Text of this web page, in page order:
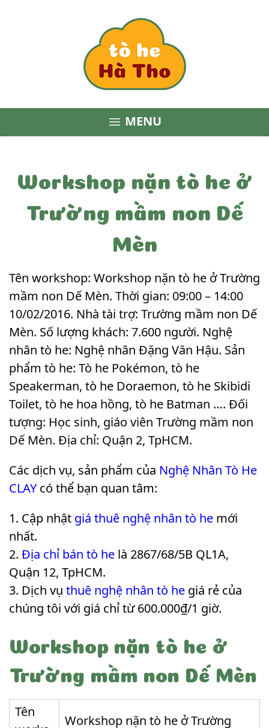
 MENU
Workshop nặn tò he ở
Trường mầm non Dế
Mèn
Tên workshop: Workshop nặn tò he ở Trường
mầm non Dế Mèn. Thời gian: 09:00 – 14:00
10/02/2016. Nhà tài trợ: Trường mầm non Dế
Mèn. Số lượng khách: 7.600 người. Nghệ
nhân tò he: Nghệ nhân Đặng Văn Hậu. Sản
phẩm tò he: Tò he Pokémon, tò he
Speakerman, tò he Doraemon, tò he Skibidi
Toilet, tò he hoa hồng, tò he Batman …. Đối
tượng: Học sinh, giáo viên Trường mầm non
Dế Mèn. Địa chỉ: Quận 2, TpHCM.
Các dịch vụ, sản phẩm của Nghệ Nhân Tò He
CLAY có thể bạn quan tâm:
Cập nhật giá thuê nghệ nhân tò he mới
nhất.
Địa chỉ bán tò he là 2867/68/5B QL1A,
Quận 12, TpHCM.
Dịch vụ thuê nghệ nhân tò he giá rẻ của
chúng tôi với giá chỉ từ 600.000₫/1 giờ.
Workshop nặn tò he ở
Trường mầm non Dế Mèn
Tên
Workshop nặn tò he ở Trường